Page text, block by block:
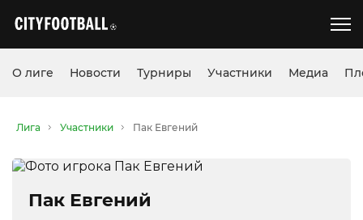
О лиге Новости Турниры Участники Медиа
Лига Участники Пак Евгений
Пак Евгений